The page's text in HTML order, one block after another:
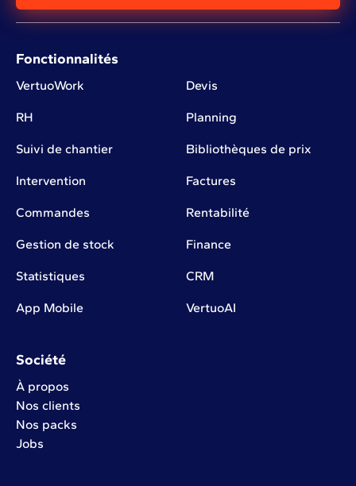
Fonctionnalités
VertuoWork Devis
RH Planning
Suivi de chantier Bibliothèques de prix
Intervention Factures
Commandes Rentabilité
Gestion de stock Finance
Statistiques CRM
App Mobile VertuoAI
Société
À propos
Nos clients
Nos packs
Jobs